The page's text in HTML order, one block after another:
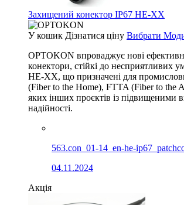
Захищений конектор IP67 HE-XX
У кошик Дізнатися ціну Вибрати
OPTOKON впроваджує нові
конектори, стійкі до несприятливих
HE-XX, що призначені для
(Fiber to the Home), FTTA (Fiber to the
яких інших проєктів із підвищеними
надійності.
563.con_01-14_en-he-
04.11.2024
Акція